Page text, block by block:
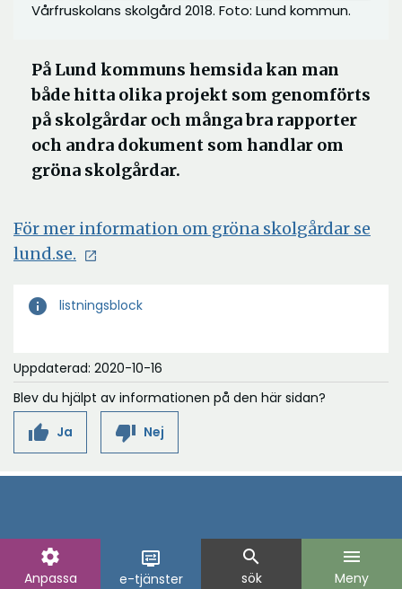
settings
Anpassa
display_settings
e-tjänster
search
sök
menu
Meny
Vårfruskolans skolgård 2018. Foto: Lund kommun.
På Lund kommuns hemsida kan man
både hitta olika projekt som genomförts
på skolgårdar och många bra rapporter
och andra dokument som handlar om
gröna skolgårdar.
För mer information om gröna skolgårdar se
lund.se.
info listningsblock
Uppdaterad: 2020-10-16
Blev du hjälpt av informationen på den här sidan?
thumb_up Ja thumb_down Nej